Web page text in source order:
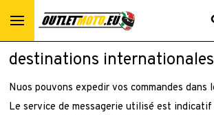
destinations internationales
Nuos pouvons expedir vos commandes dans
Le service de messagerie utilisé est